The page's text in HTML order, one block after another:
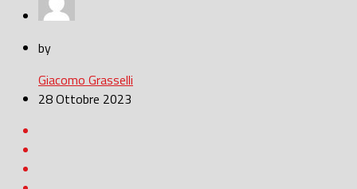
by
Giacomo Grasselli
28 Ottobre 2023